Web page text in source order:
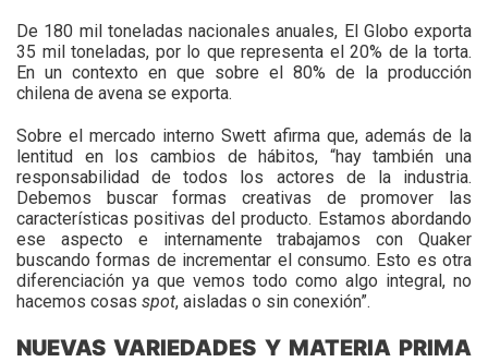
De 180 mil toneladas nacionales anuales, El Globo exporta
35 mil toneladas, por lo que representa el 20% de la torta.
En un contexto en que sobre el 80% de la producción
chilena de avena se exporta.
Sobre el mercado interno Swett afirma que, además de la
lentitud en los cambios de hábitos, “hay también una
responsabilidad de todos los actores de la industria.
Debemos buscar formas creativas de promover las
características positivas del producto. Estamos abordando
ese aspecto e internamente trabajamos con Quaker
buscando formas de incrementar el consumo. Esto es otra
diferenciación ya que vemos todo como algo integral, no
hacemos cosas spot, aisladas o sin conexión”.
NUEVAS VARIEDADES Y MATERIA PRIMA